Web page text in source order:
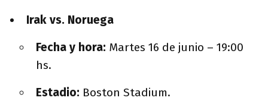
Irak vs. Noruega
Fecha y hora: Martes 16 de junio – 19:00
hs.
Estadio: Boston Stadium.